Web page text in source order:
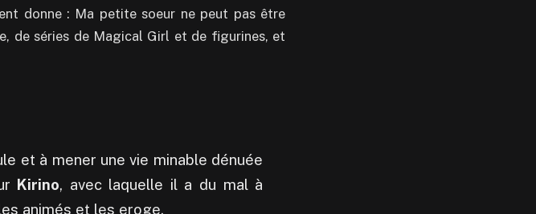
donne : Ma petite soeur ne peut pas être
de séries de Magical Girl et de figurines, et
et à mener une vie minable dénuée
Kirino, avec laquelle il a du mal à
animés et les eroge.